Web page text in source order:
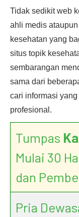
Tidak sedikit web
ahli medis
kesehatan yang
situs topik
sembarangan
sama dari
cari informasi
profesional.
Tumpas
Mulai 30
dan
Pria